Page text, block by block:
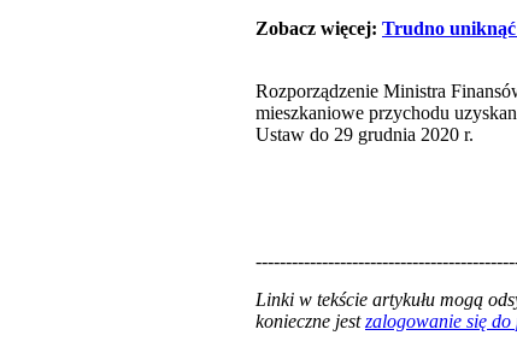
Zobacz więcej: Trudno uniknąć
Rozporządzenie Ministra
mieszkaniowe przychodu
Ustaw do 29 grudnia 2020 r.
Linki w tekście artykułu mogą
konieczne jestzalogowanie się